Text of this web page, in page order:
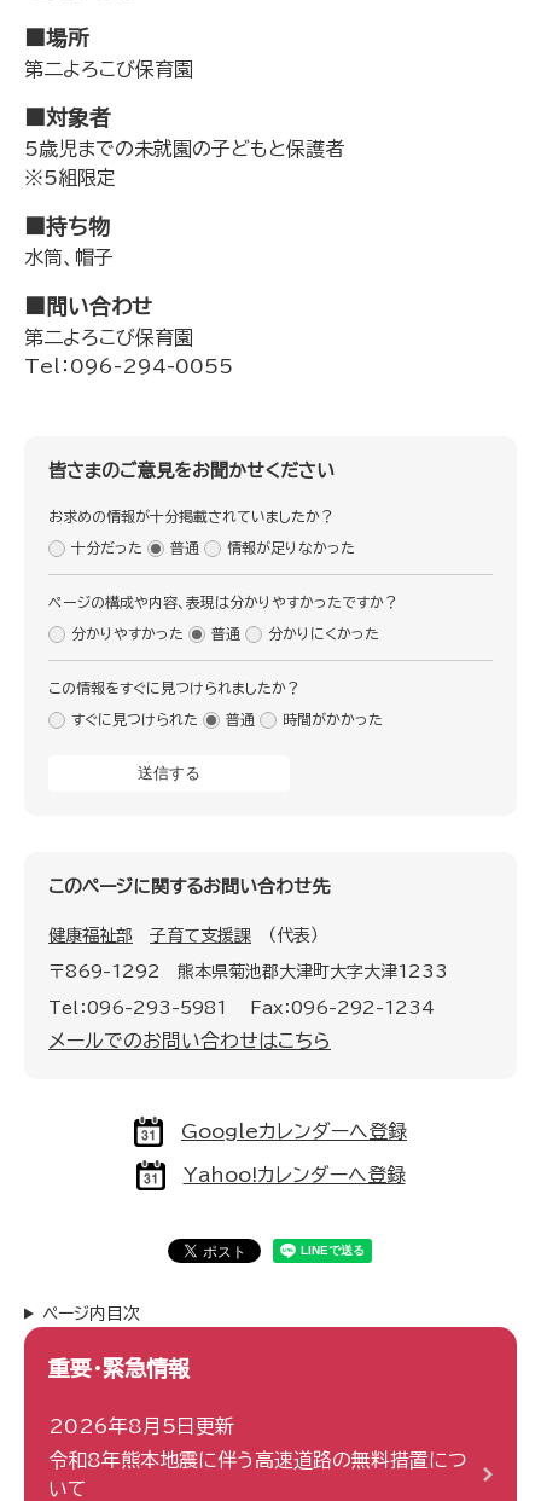
■場所
第二よろこび保育園
■対象者
5歳児までの未就園の子どもと保護者
※5組限定
■持ち物
水筒、帽子
■問い合わせ
第二よろこび保育園
Tel：096-294-0055
皆さまのご意見をお聞かせください
お求めの情報が十分掲載されていましたか？
十分だった 普通 情報が足りなかった
ページの構成や内容、表現は分かりやすかったですか？
分かりやすかった 普通 分かりにくかった
この情報をすぐに見つけられましたか？
すぐに見つけられた 普通 時間がかかった
このページに関するお問い合わせ先
健康福祉部 子育て支援課 代表
〒869-1292 熊本県菊池郡大津町大字大津1233
Tel：096-293-5981 Fax：096-292-1234
メールでのお問い合わせはこちら
Googleカレンダーへ登録
Yahoo!カレンダーへ登録
ページ内目次
重要・緊急情報
2026年8月5日更新
令和8年熊本地震に伴う高速道路の無料措置につ
いて